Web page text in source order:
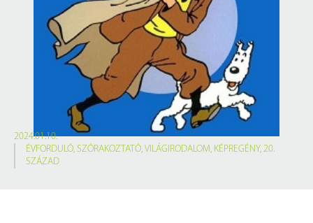
2024.01.10.
ÉVFORDULÓ, SZÓRAKOZTATÓ, VILÁGIRODALOM, KÉPREGÉNY, 20.
SZÁZAD